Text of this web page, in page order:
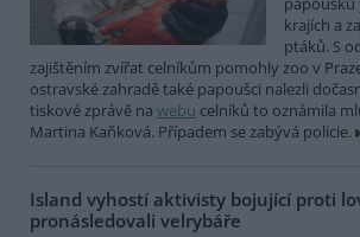
krajích a
ptáků. S
zajištěním zvířat celníkům pomohly zoo v
ostravské zahradě také papoušci nalezli
tiskové zprávě na webu celníků to oznámila
Martina Kaňková. Případem se zabývá policie.
Island vyhostí aktivisty bojující proti
pronásledovali velrybáře